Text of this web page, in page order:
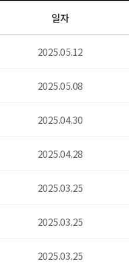
일자
2025.05.12
2025.05.08
2025.04.30
2025.04.28
2025.03.25
2025.03.25
2025.03.25